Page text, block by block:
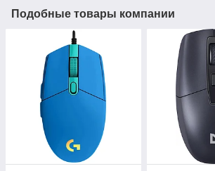
Подобные товары компании